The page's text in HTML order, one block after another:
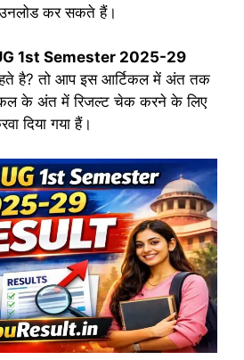
कर सकते हैं।
1st Semester 2025-29
है? तो आप इस आर्टिकल में अंत तक
के अंत में रिजल्ट चेक करने के लिए
दिया गया हैं।